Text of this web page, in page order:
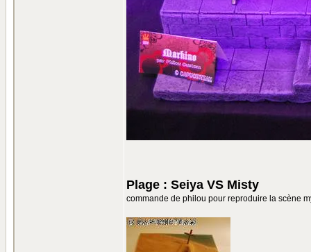
Plage : Seiya VS Misty
commande de philou pour reproduire la scène